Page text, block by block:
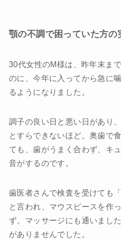
顎の不調で困っていた方の
30代女性のM様は、昨年末ま
のに、今年に入ってから急に
るようになりました。
調子の良い日と悪い日があり
とすらできないほど。奥歯で
ても、歯がうまく合わず、キ
音がするのです。
歯医者さんで検査を受けても
と言われ、マウスピースを作
ず。マッサージにも通いまし
がありませんでした。